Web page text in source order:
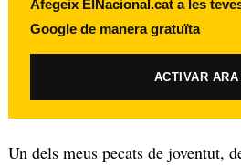
Afegeix ElNacional.cat a les
Google de manera gratuïta
ACTIVAR
Un dels meus pecats de joventut,